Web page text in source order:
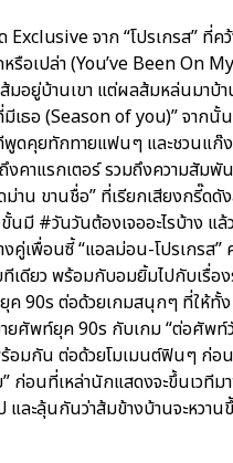
จาก “โปรเกรส” ที่ค
หรือเปล่า (You’ve Been On
มอยู่บ้านเขา แต่ผลส้มหล่นมาบ้
ธอ (Season of you)” จากนั้
พูดคุยทักทายแฟนๆ และชวนแ
คาแรกเตอร์ รวมถึงความสัม
าน ขานชื่อ” ที่เรียกเสียงกรี๊ด
มี #วันวันต้องเจออะไรบ้าง แล้
งคู่เพื่อนซี้ “แอลม่อน-โปรเกรส
เดียว พร้อมกับอมยิ้มไปกับเรื่อ
ยุค 90s ต่อด้วยเกมสนุกๆ ที่ให้
ยศัพท์ยุค 90s กับเกม “ต่อศัพท์
มกัน ต่อด้วยโมเมนต์ฟินๆ ก่อ
ก่อนที่เหล่านักแสดงจะขึ้นเวทีม
ะลุ้นกันว่าส้มข้างบ้านจะหวาน